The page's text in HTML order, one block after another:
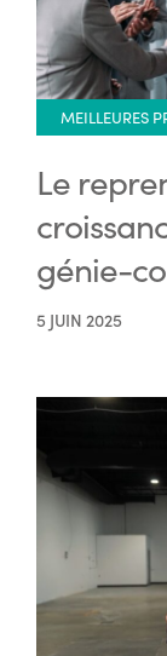
MEILLEURES
Le
génie-
5 JUIN 2025